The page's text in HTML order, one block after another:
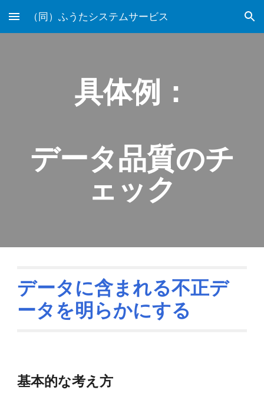
Skip to main content Skip to navigation
（同）ふうたシステムサービス
具体例：
データ品質のチ
ェック
データに含まれる不正デ
ータを明らかにする
基本的な考え方